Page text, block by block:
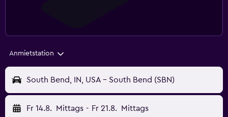
Anmietstation
South Bend, IN, USA - South Bend (SBN)
Fr 14.8. Mittags - Fr 21.8. Mittags